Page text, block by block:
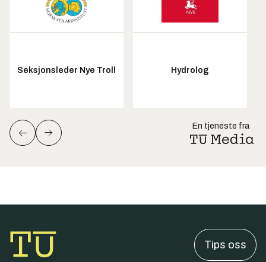
Seksjonsleder Nye Troll Hydrolog
En tjeneste fra
Tips oss